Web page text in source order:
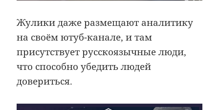
Жулики даже размещают аналитику
на своём ютуб-канале, и там
присутствует русскоязычные люди,
что способно убедить людей
довериться.